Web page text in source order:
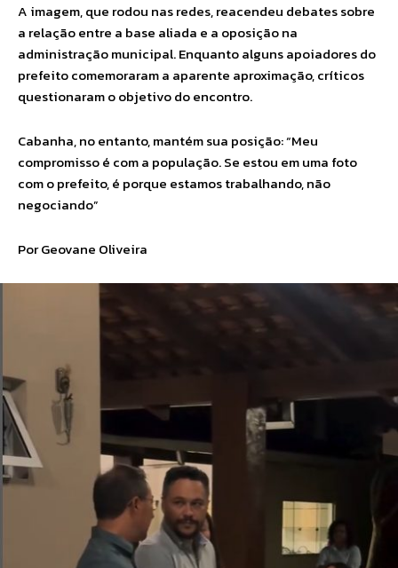
A imagem, que rodou nas redes, reacendeu debates sobre
a relação entre a base aliada e a oposição na
administração municipal. Enquanto alguns apoiadores do
prefeito comemoraram a aparente aproximação, críticos
questionaram o objetivo do encontro.
Cabanha, no entanto, mantém sua posição: “Meu
compromisso é com a população. Se estou em uma foto
com o prefeito, é porque estamos trabalhando, não
negociando”
Por Geovane Oliveira